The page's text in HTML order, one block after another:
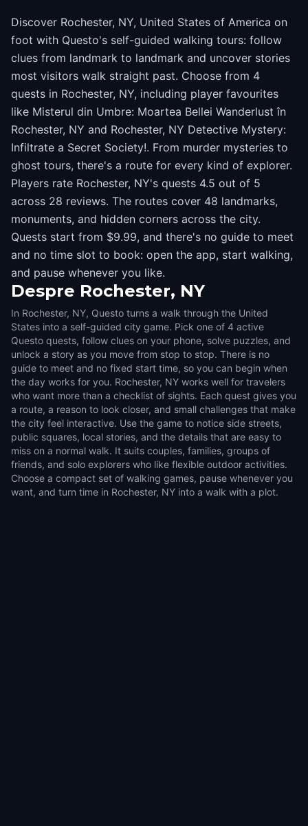
Discover Rochester, NY, United States of America on
foot with Questo's self-guided walking tours: follow
clues from landmark to landmark and uncover stories
most visitors walk straight past. Choose from 4
quests in Rochester, NY, including player favourites
like Misterul din Umbre: Moartea Bellei Wanderlust în
Rochester, NY and Rochester, NY Detective Mystery:
Infiltrate a Secret Society!. From murder mysteries to
ghost tours, there's a route for every kind of explorer.
Players rate Rochester, NY's quests 4.5 out of 5
across 28 reviews. The routes cover 48 landmarks,
monuments, and hidden corners across the city.
Quests start from $9.99, and there's no guide to meet
and no time slot to book: open the app, start walking,
and pause whenever you like.
Despre Rochester, NY
In Rochester, NY, Questo turns a walk through the United
States into a self-guided city game. Pick one of 4 active
Questo quests, follow clues on your phone, solve puzzles, and
unlock a story as you move from stop to stop. There is no
guide to meet and no fixed start time, so you can begin when
the day works for you. Rochester, NY works well for travelers
who want more than a checklist of sights. Each quest gives you
a route, a reason to look closer, and small challenges that make
the city feel interactive. Use the game to notice side streets,
public squares, local stories, and the details that are easy to
miss on a normal walk. It suits couples, families, groups of
friends, and solo explorers who like flexible outdoor activities.
Choose a compact set of walking games, pause whenever you
want, and turn time in Rochester, NY into a walk with a plot.